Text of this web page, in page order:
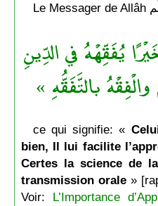
يُفَقِّهْهُ في الدِّينِ
بالتَّفَقُّهِ »
ce qui signifie: «
bien, Il lui facilite
Certes la science de
transmission orale»
Voir: L’Importance